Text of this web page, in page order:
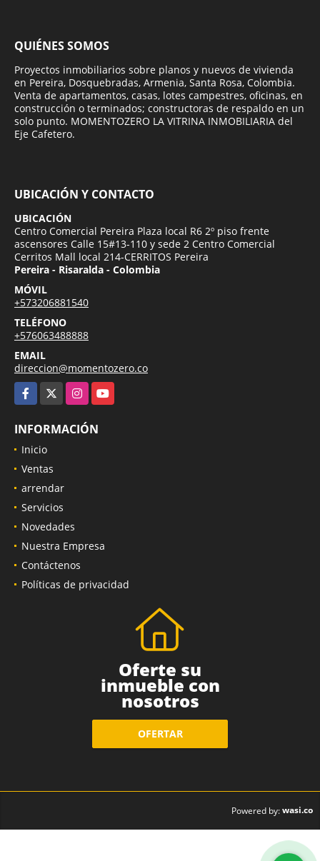
QUIÉNES SOMOS
Proyectos inmobiliarios sobre planos y nuevos de vivienda
en Pereira, Dosquebradas, Armenia, Santa Rosa, Colombia.
Venta de apartamentos, casas, lotes campestres, oficinas, en
construcción o terminados; constructoras de respaldo en un
solo punto. MOMENTOZERO LA VITRINA INMOBILIARIA del
Eje Cafetero.
UBICACIÓN Y CONTACTO
UBICACIÓN
Centro Comercial Pereira Plaza local R6 2º piso frente
ascensores Calle 15#13-110 y sede 2 Centro Comercial
Cerritos Mall local 214-CERRITOS Pereira
Pereira - Risaralda - Colombia
MÓVIL
+573206881540
TELÉFONO
+576063488888
EMAIL
direccion@momentozero.co
Facebook
InstagramYouTube
INFORMACIÓN
Inicio
Ventas
arrendar
Servicios
Novedades
Nuestra Empresa
Contáctenos
Políticas de privacidad
Oferte su
inmueble con
nosotros
OFERTAR
Powered by:wasi.co